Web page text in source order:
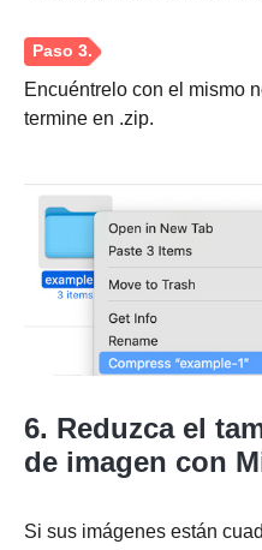
Paso 3.
Etapa 4.
Encuéntrelo con el mismo
termine en .zip.
6. Reduzca el
de imagen con
Si sus imágenes están